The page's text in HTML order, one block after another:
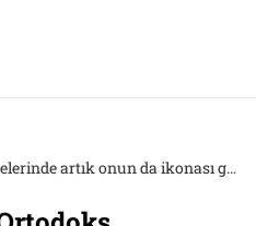
Aziz Putin… Rus Ortodoks kiliselerinde artık onun da ikonası görülüyor